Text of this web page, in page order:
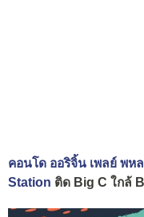
คอนโด ออริจิ้น เพลย์ พห
Station ติด Big C ใกล้